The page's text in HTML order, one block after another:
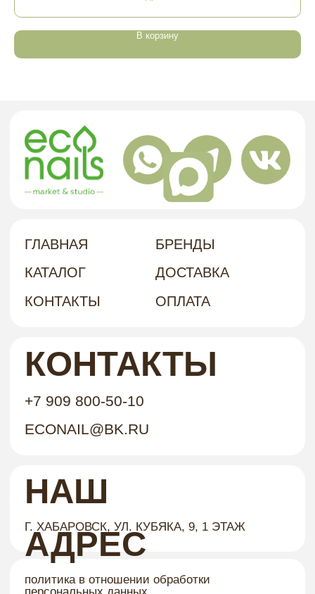
В корзину
АДРЕС